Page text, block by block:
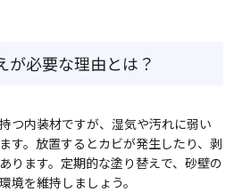
が必要な理由とは？
つ内装材ですが、湿気や汚れに弱い
す。放置するとカビが発生したり、剥
ります。定期的な塗り替えで、砂壁の
境を維持しましょう。